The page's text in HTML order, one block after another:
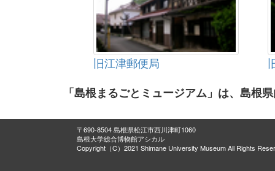
旧江津郵便局
「島根まるごとミュージアム」は、島根
〒690-8504 島根県松江市西川津町1060
島根大学総合博物館アシカル
Copyright（C）2021 Shimane University Museum All Rights